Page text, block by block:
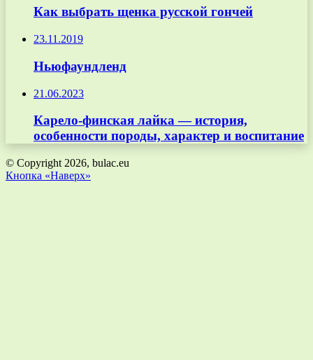
Как выбрать щенка русской гончей
23.11.2019
Ньюфаундленд
21.06.2023
Карело-финская лайка — история,
особенности породы, характер и воспитание
© Copyright 2026, bulac.eu
Кнопка «Наверх»